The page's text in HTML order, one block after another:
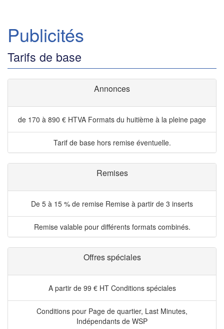
Publicités
Tarifs de base
Annonces
de 170 à 890 € HTVA Formats du huitième à la pleine page
Tarif de base hors remise éventuelle.
Remises
De 5 à 15 % de remise Remise à partir de 3 inserts
Remise valable pour différents formats combinés.
Offres spéciales
A partir de 99 € HT Conditions spéciales
Conditions pour Page de quartier, Last Minutes,
Indépendants de WSP